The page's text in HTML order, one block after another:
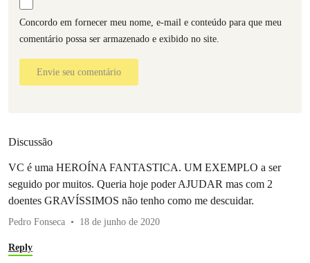
Concordo em fornecer meu nome, e-mail e conteúdo para que meu
comentário possa ser armazenado e exibido no site.
Envie seu comentário
Discussão
VC é uma HEROÍNA FANTASTICA. UM EXEMPLO a ser
seguido por muitos. Queria hoje poder AJUDAR mas com 2
doentes GRAVÍSSIMOS não tenho como me descuidar.
Pedro Fonseca 18 de junho de 2020
Reply